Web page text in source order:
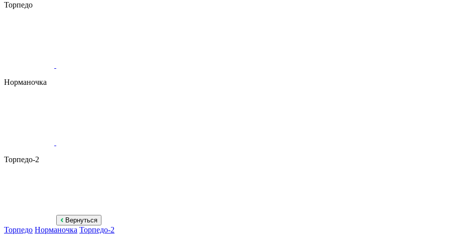
Торпедо
Норманочка
Торпедо-2
Вернуться
Торпедо Норманочка Торпедо-2